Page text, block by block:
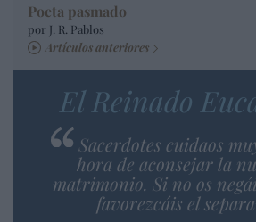
Poeta pasmado
por J. R. Pablos
Artículos anteriores
El Reinado
Sacerdotes cuidaos
hora de aconsejar la
matrimonio. Si no os
favorezcáis el